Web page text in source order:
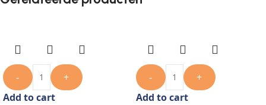
-
+
Add to cart
-
+
Add to cart